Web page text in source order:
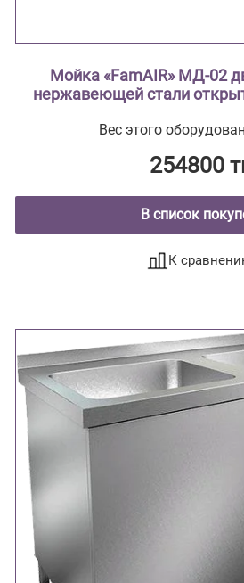
Мойка «FamAIR» МД-02
нержавеющей стали
Вес этого
254800
В список
К